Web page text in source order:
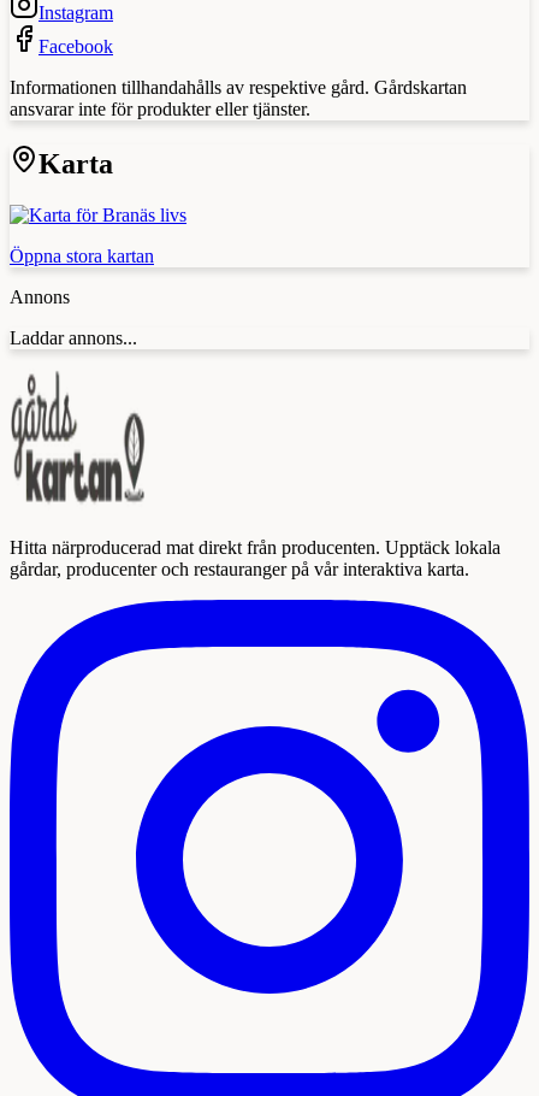
Instagram
Facebook
Informationen tillhandahålls av respektive gård. Gårdskartan
ansvarar inte för produkter eller tjänster.
Karta
Öppna stora kartan
Annons
Laddar annons...
Hitta närproducerad mat direkt från producenten. Upptäck lokala
gårdar, producenter och restauranger på vår interaktiva karta.